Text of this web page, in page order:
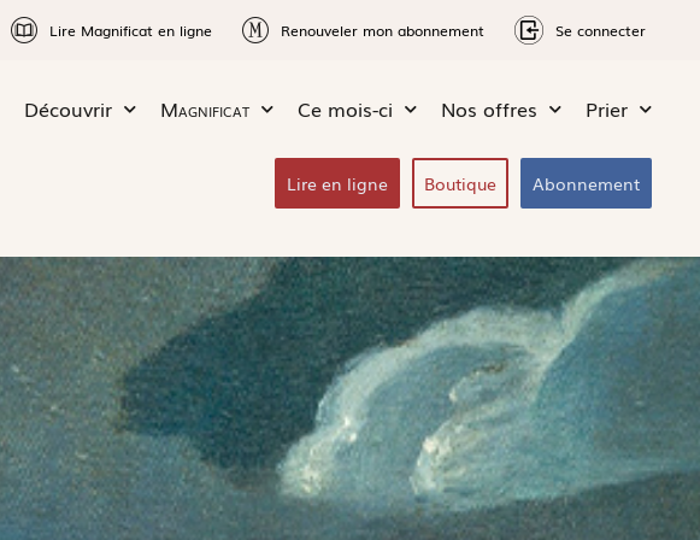
Lire Magnificat en ligne Renouveler mon abonnement Se connecter
Découvrir Magnificat Ce mois-ci Nos offres Prier
Lire en ligne Boutique Abonnement